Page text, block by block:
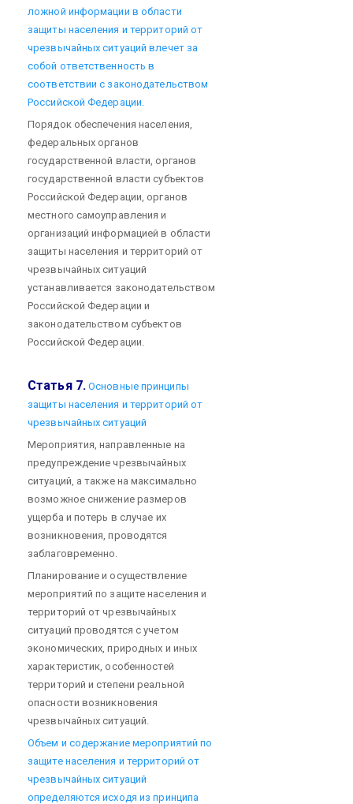
ложной информации в области
защиты населения и территорий от
чрезвычайных ситуаций влечет за
собой ответственность в
соответствии с законодательством
Российской Федерации.
Порядок обеспечения населения,
федеральных органов
государственной власти, органов
государственной власти субъектов
Российской Федерации, органов
местного самоуправления и
организаций информацией в области
защиты населения и территорий от
чрезвычайных ситуаций
устанавливается законодательством
Российской Федерации и
законодательством субъектов
Российской Федерации.
Статья 7. Основные принципы
защиты населения и территорий от
чрезвычайных ситуаций
Мероприятия, направленные на
предупреждение чрезвычайных
ситуаций, а также на максимально
возможное снижение размеров
ущерба и потерь в случае их
возникновения, проводятся
заблаговременно.
Планирование и осуществление
мероприятий по защите населения и
территорий от чрезвычайных
ситуаций проводятся с учетом
экономических, природных и иных
характеристик, особенностей
территорий и степени реальной
опасности возникновения
чрезвычайных ситуаций.
Объем и содержание мероприятий по
защите населения и территорий от
чрезвычайных ситуаций
определяются исходя из принципа